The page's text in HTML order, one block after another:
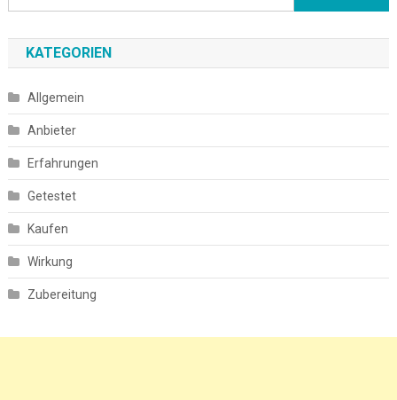
nach:
KATEGORIEN
Allgemein
Anbieter
Erfahrungen
Getestet
Kaufen
Wirkung
Zubereitung